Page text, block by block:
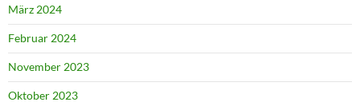
März 2024
Februar 2024
November 2023
Oktober 2023